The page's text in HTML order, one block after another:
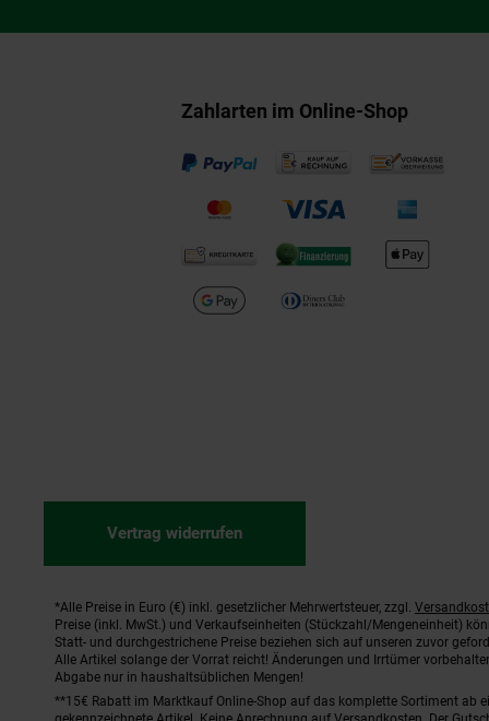
Zahlarten im Online-Shop
Vertrag widerrufen
Fußnoten
*Alle Preise in Euro (€) inkl. gesetzlicher Mehrwertsteuer, zzgl.
Preise (inkl. MwSt.) und Verkaufseinheiten (Stückzahl/Mengeneinheit)
Statt- und durchgestrichene Preise beziehen sich auf unseren zuvor
Alle Artikel solange der Vorrat reicht! Änderungen und Irrtümer
Abgabe nur in haushaltsüblichen Mengen!
**15€ Rabatt im Marktkauf Online-Shop auf das komplette Sortiment ab